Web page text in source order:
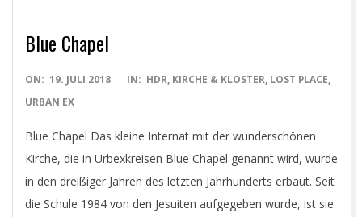
Blue Chapel
2018-
07-
ON: 19. JULI 2018 IN: HDR, KIRCHE & KLOSTER, LOST PLACE,
URBAN EX
Blue Chapel Das kleine Internat mit der wunderschönen
Kirche, die in Urbexkreisen Blue Chapel genannt wird, wurde
in den dreißiger Jahren des letzten Jahrhunderts erbaut. Seit
die Schule 1984 von den Jesuiten aufgegeben wurde, ist sie